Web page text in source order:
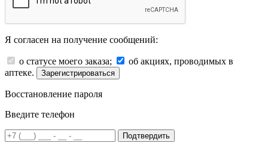
Я согласен на получение сообщений:
о статусе моего заказа;
об акциях, проводимых в
аптеке.
Зарегистрироваться
Восстановление пароля
Введите телефон
Подтвердить